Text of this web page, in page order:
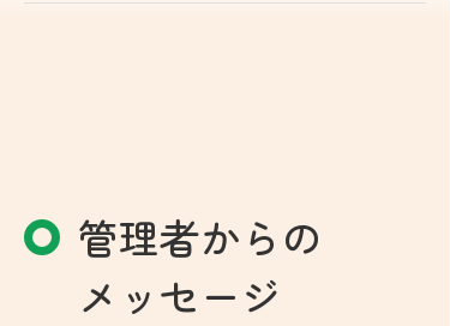
管理者からの
メッセージ